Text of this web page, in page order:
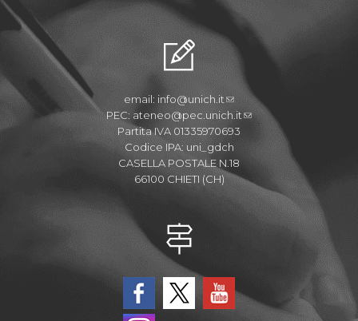
email: info@unich.it
PEC: ateneo@pec.unich.it
Partita IVA 01335970693
Codice IPA: uni_gdch
CASELLA POSTALE N.18
66100 CHIETI (CH)